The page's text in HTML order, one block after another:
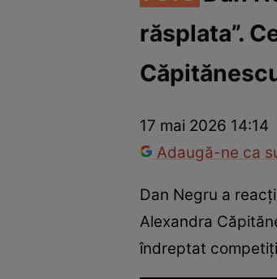
Vedete internaționale Vedete românești
răsplata”.
17 mai 2026 14:14
Adaugă-ne ca
Dan Negru a
Alexandra
îndreptat